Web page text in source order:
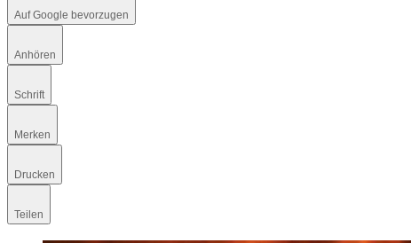
Auf Google bevorzugen
Anhören
Schrift
Merken
Drucken
Teilen